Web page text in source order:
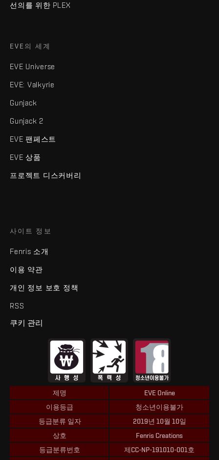
선의를 위한 PLEX
EVE의 세계
EVE Universe
EVE: Valkyrie
Gunjack
Gunjack 2
EVE 팬페스트
EVE 상품
프로젝트 디스커버리
사이트 정보
Fenris 소개
이용 약관
개인 정보 보호 정책
RSS
쿠키 관리
제명
EVE Online
이용등급
청소년이용불가
등급분류 일자
2019년 10월 10일
상호
Fenris Creations
등급분류번호
제CC-NP-191010-001호